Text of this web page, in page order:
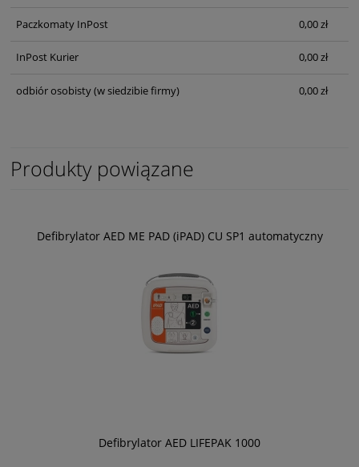
Paczkomaty InPost 0,00 zł
InPost Kurier 0,00 zł
odbiór osobisty(w siedzibie firmy) 0,00 zł
Produkty powiązane
Defibrylator AED ME PAD (iPAD) CU SP1 automatyczny
Defibrylator AED LIFEPAK 1000